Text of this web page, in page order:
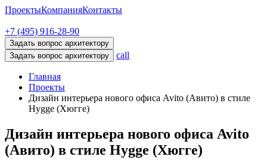
ПроектыКомпанияКонтакты
+7 (495) 916-28-90
Задать вопрос архитектору
Задать вопрос архитектору
call
Главная
Проекты
Дизайн интерьера нового офиса Avito (Авито) в стиле
Hygge (Хюгге)
Дизайн интерьера нового офиса Avito
(Авито) в стиле Hygge (Хюгге)